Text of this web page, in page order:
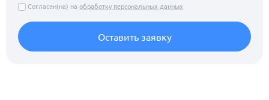
Согласен(на) на обработку персональных данных
Оставить заявку